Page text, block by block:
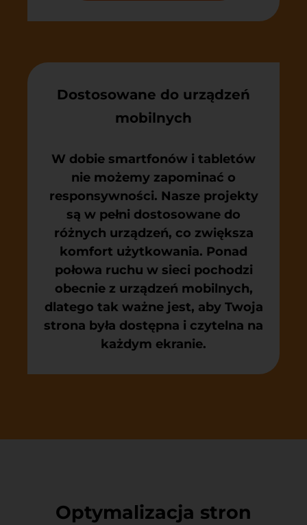
Dostosowane do urządzeń
mobilnych
W dobie smartfonów i tabletów
nie możemy zapominać o
responsywności. Nasze projekty
są w pełni dostosowane do
różnych urządzeń, co zwiększa
komfort użytkowania. Ponad
połowa ruchu w sieci pochodzi
obecnie z urządzeń mobilnych,
dlatego tak ważne jest, aby Twoja
strona była dostępna i czytelna na
każdym ekranie.
Optymalizacja stron